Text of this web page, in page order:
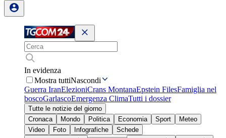
In evidenza
Mostra tuttiNascondi
Guerra IranElezioniCrans MontanaEpstein FilesFamiglia nel
boscoGarlascoEmergenza ClimaTutti i dossier
Tutte le notizie del giorno
Cronaca
Mondo Politica Economia Sport
Meteo
Video
Foto Infografiche
Schede